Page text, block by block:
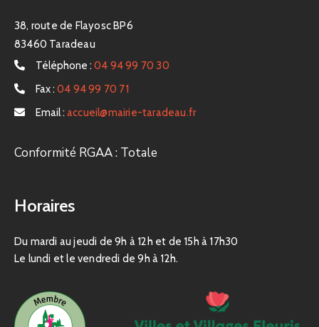
38, route de Flayosc BP6
83460 Taradeau
Téléphone : 04 94 99 70 30
Fax : 04 94 99 70 71
Email : accueil@mairie-taradeau.fr
Conformité RGAA : Totale
Horaires
Du mardi au jeudi de 9h à 12h et de 15h à 17h30
Le lundi et le vendredi de 9h à 12h.